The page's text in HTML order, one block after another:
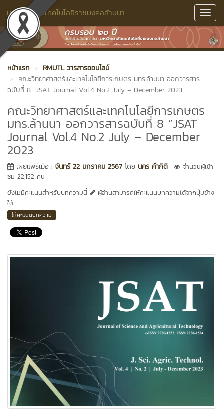
มหาวิทยาลัยเทคโนโลยีราชมงคลล้านนา
หน้าแรก
RMUTL วารสารออนไลน์
คณะวิทยาศาสตร์และเทคโนโลยีการเกษตร มทร.ล้านนา ออกวารสาร
ฉบับที่ 8 “JSAT Journal Vol.4 No.2 July – December 2023
คณะวิทยาศาสตร์และเทคโนโลยีการเกษตร
มทร.ล้านนา ออกวารสารฉบับที่ 8 “JSAT
Journal Vol.4 No.2 July – December
2023
เผยแพร่เมื่อ : จันทร์ 22 มกราคม 2567 โดย นคร คำกิติ
จำนวนผู้เข้า
ชม 22,152 คน
ยังไม่มีคะแนนสำหรับบทความนี้
ผู้อ่านสามารถให้คะแนนบทความได้จากปุ่มข้าง
ใต้
ให้คะแนนบทความ